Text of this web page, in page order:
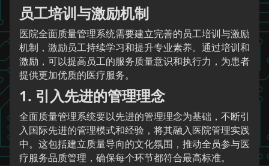
员工培训与激励机制
医院全面质量管理系统需要建立完善的员工培训与激励
机制，激励员工持续学习和提升专业素养。通过培训和
激励，可以提高员工的服务质量意识和执行力，为患者
提供更加优质的医疗服务。
1. 引入先进的管理理念
全面质量管理系统要以先进的管理理念为基础，不断引
入国际先进的管理模式和经验，将其融入医院管理实践
中。这包括建立质量导向的文化氛围，推动全员参与医
疗服务品质管理，确保每个环节都符合最高标准。